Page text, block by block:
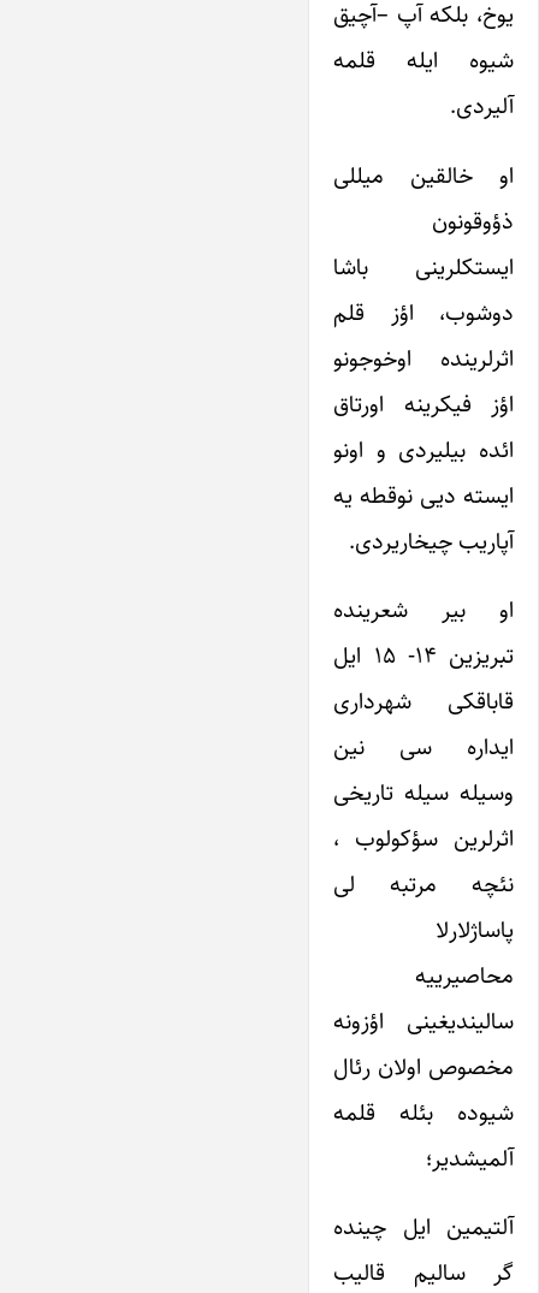
یوخ، بلکه آپ –آچیق
شیوه ایله قلمه
آلیردی.
او خالقین میللی
ذؤوقونون
ایستکلرینی باشا
دوشوب، اؤز قلم
اثرلرینده اوخوجونو
اؤز فیکرینه اورتاق
ائده بیلیردی و اونو
ایسته دیی نوقطه یه
آپاریب چیخاریردی.
او بیر شعرینده
تبریزین ۱۴- ۱۵ ایل
قاباقکی شهرداری
ایداره سی نین
وسیله سیله تاریخی
اثرلرین سؤکولوب ،
نئچه مرتبه لی
پاساژلارلا
محاصیرییه
سالیندیغینی اؤزونه
مخصوص اولان رئال
شیوده بئله قلمه
آلمیشدیر؛
آلتیمین ایل چینده
گر سالیم قالیب